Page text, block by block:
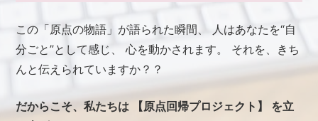
この「原点の物語」が語られた瞬間、
人はあなたを“自
分ごと”として感じ、心を動かされます。 それを、きち
んと伝えられていますか？？
だからこそ、私たちは 【原点回帰プロジェクト】 を立